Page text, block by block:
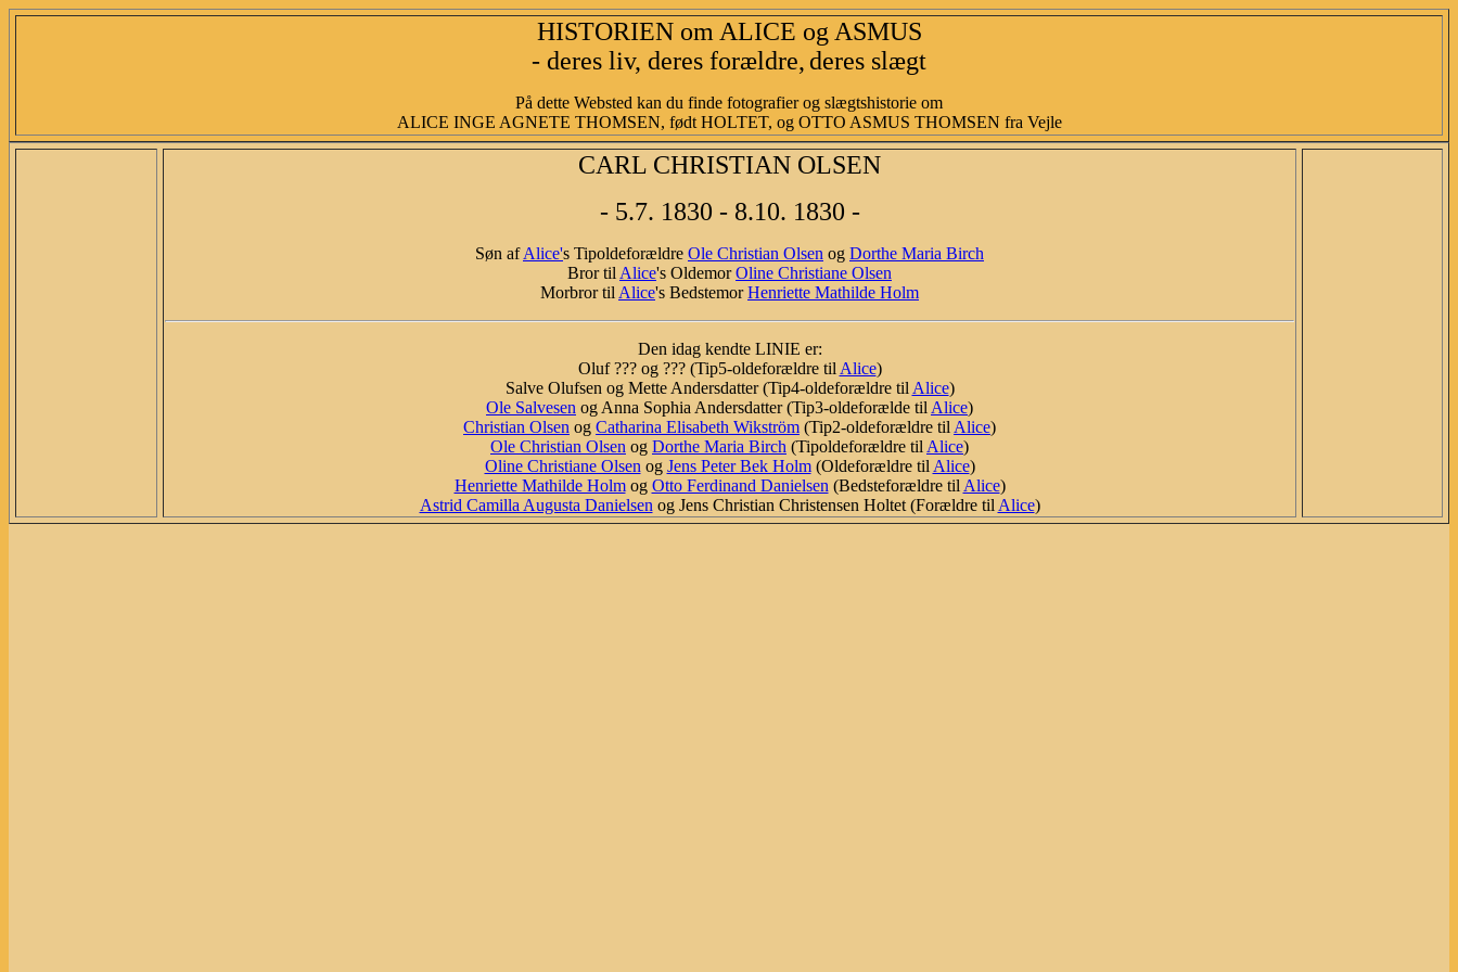
HISTORIEN om ALICE og ASMUS
- deres liv, deres forældre, deres slægt
På dette Websted kan du finde fotografier og slægtshistorie om
ALICE INGE AGNETE THOMSEN, født HOLTET, og OTTO ASMUS THOMSEN fra Vejle
CARL CHRISTIAN OLSEN
- 5.7. 1830 - 8.10. 1830 -
Søn afAlice's Tipoldeforældre Ole Christian Olsen og Dorthe Maria Birch
Bror til Alice's OldemorOline Christiane Olsen
Morbror til Alice's BedstemorHenriette Mathilde Holm
Den idag kendte LINIE er:
Oluf ??? og ??? (Tip5-oldeforældre til Alice)
Salve Olufsen og Mette Andersdatter (Tip4-oldeforældre til Alice)
Ole Salvesen og Anna Sophia Andersdatter (Tip3-oldeforælde til Alice)
Christian Olsen og Catharina Elisabeth Wikström (Tip2-oldeforældre til Alice)
Ole Christian Olsen og Dorthe Maria Birch (Tipoldeforældre til Alice)
Oline Christiane Olsen og Jens Peter Bek Holm(Oldeforældre til Alice)
Henriette Mathilde Holmog Otto Ferdinand Danielsen (Bedsteforældre til Alice)
Astrid Camilla Augusta Danielsen og Jens Christian Christensen Holtet (Forældre til Alice)